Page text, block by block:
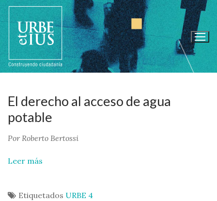
al
contenido
El derecho al acceso de agua
potable
Por Roberto Bertossi
Leer más
Etiquetados URBE 4